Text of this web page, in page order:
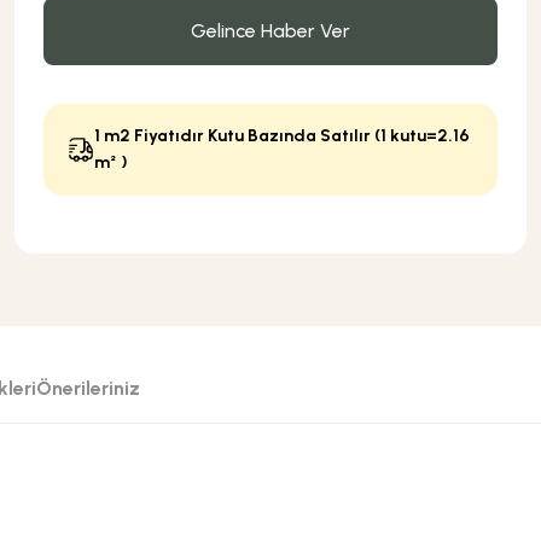
Gelince Haber Ver
1 m2 Fiyatıdır Kutu Bazında Satılır (1 kutu=2.16
m² )
Önerileriniz